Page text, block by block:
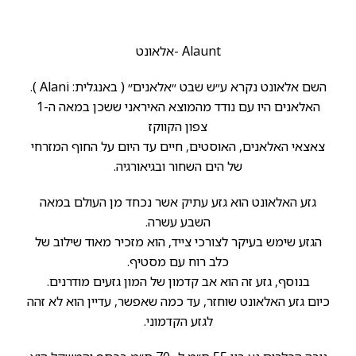
Alaunt -אלאונט
השם אלאונט נקרא ע״ש שבט ״אלאנים״ ( באנגלית: Alani ).
האלאנים היו עם נודד מהמוצא האיראני ששכן במאה ה-1
צפון הקווקז
צאצאי האלאנים, האוסטים, חיים עד היום על החוף המזרחי
של הים השחור ובגיאורגיה.
גזע האלאונט הוא גזע עתיק אשר נכחד מן העולם במאה
השבע עשרה.
הגזע שימש בעיקר לצורכי צייד, הוא מזכיר מאוד שילוב של
כלב רוח עם מסטיף.
בנוסף, גזע זה הוא אב קדמון של המון גזעים מודרנים.
כיום גזע האלאונט שוחזר, עד כמה שאפשר, עדיין הוא לא זהה
לגזע הקדמוני.